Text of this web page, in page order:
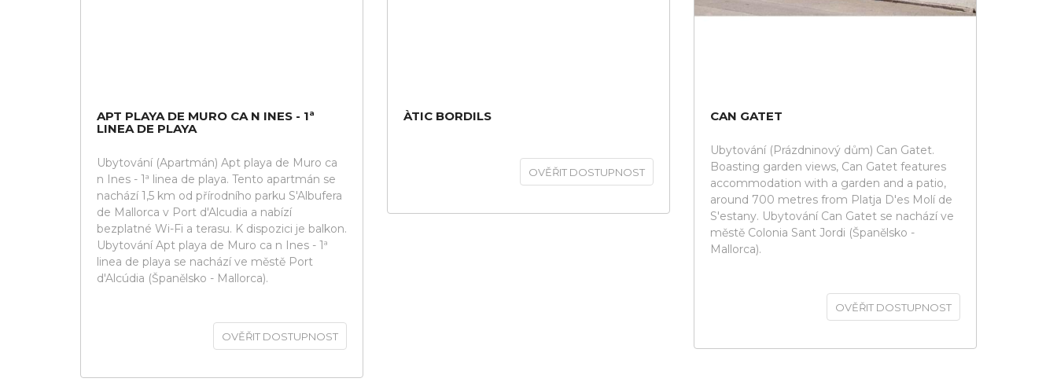
APT PLAYA DE MURO CA N INES - 1ª
LINEA DE PLAYA
Ubytování (Apartmán) Apt playa de Muro ca
n Ines - 1ª linea de playa. Tento apartmán se
nachází 1,5 km od přírodního parku S'Albufera
de Mallorca v Port d'Alcudia a nabízí
bezplatné Wi-Fi a terasu. K dispozici je balkon.
Ubytování Apt playa de Muro ca n Ines - 1ª
linea de playa se nachází ve městě Port
d'Alcúdia (Španělsko - Mallorca).
OVĚŘIT DOSTUPNOST
ÀTIC BORDILS
OVĚŘIT DOSTUPNOST
CAN GATET
Ubytování (Prázdninový dům) Can Gatet.
Boasting garden views, Can Gatet features
accommodation with a garden and a patio,
around 700 metres from Platja D'es Molí de
S'estany. Ubytování Can Gatet se nachází ve
městě Colonia Sant Jordi (Španělsko -
Mallorca).
OVĚŘIT DOSTUPNOST